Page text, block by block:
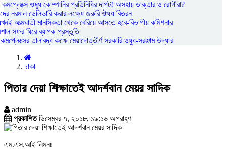
ওষুধ কোম্পানির প্রতিনিধির দাপট! অসহায় ডাক্তার ও রোগীরা?
নরমাল ডেলিভারি করার লক্ষ্যে জরুরি ঔষধ বিতরন
আত্মঘাতী মানসিকতা থেকে বেরিয়ে আসতে হবে-বিভাগীয় কমিশনার
সফর ঘিরে ব্যাপক প্রস্তুতি
কমপ্লেক্সের তালাবদ্ধ কক্ষে মেয়াদোত্তীর্ণ সরকারি ওষুধ-সরঞ্জাম উদ্ধার
ঢাকা
পিতার দেয়া শিক্ষাতেই আদর্শবান মেয়র সাদিক
admin
প্রকাশিতডিসেম্বর ৭, ২০১৮, ১৯:১৬ অপরাহ্ণ
এম.এস.আই লিমনঃ